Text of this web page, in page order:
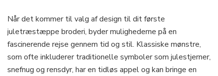
Når det kommer til valg af design til dit første
juletræstæppe broderi, byder mulighederne på en
fascinerende rejse gennem tid og stil. Klassiske mønstre,
som ofte inkluderer traditionelle symboler som julestjerner,
snefnug og rensdyr, har en tidløs appel og kan bringe en